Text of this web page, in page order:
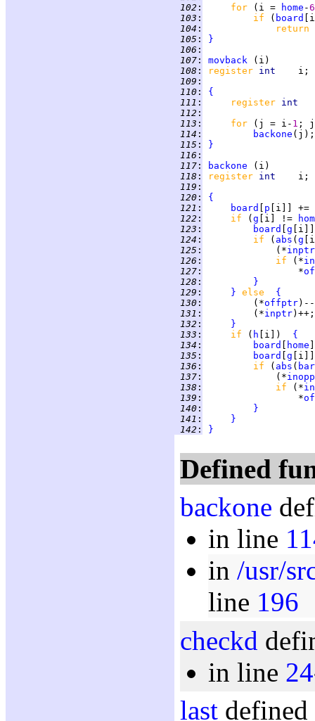
102 : for (i = home -6
103 : if ( board
104 :
return
105 :
}
106 :
107 : movback
108 : register int
109 :
110 :
{
111 : register
112 :
113 : for (j = i- 1 ;
114 :
backone
115 :
}
116 :
117 : backone
118 : register int
119 :
120 :
{
121 : board p [i]] +=
122 : if ( g [i] !=
123 : board g
124 : if ( abs ( g
125 :
             (*
inptr
126 : if (*
127 :
                 *
128 :
}
129 : } else {
130 :
         (*
offptr
131 :
         (*
inptr
132 :
}
133 : if ( h [i]) {
134 : board home
135 : board g
136 : if ( abs ( bar
137 :
             (*
inopp
138 : if (*
139 :
                 *
140 :
}
141 :
}
142 : }
Defined
backone
in line
in /usr/
line 196
checkd
in line 24
last